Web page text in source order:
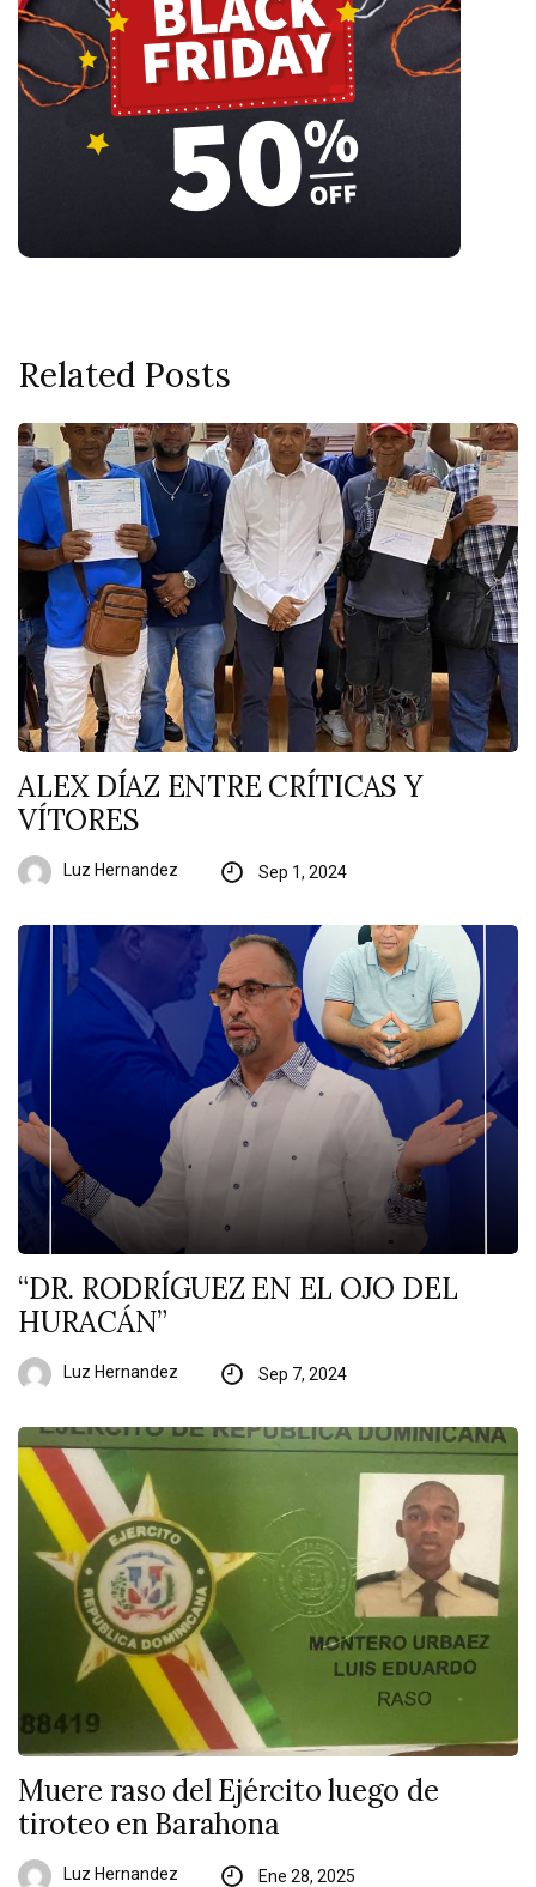
Related Posts
ALEX DÍAZ ENTRE CRÍTICAS Y
VÍTORES
Luz Hernandez Sep 1, 2024
“DR. RODRÍGUEZ EN EL OJO DEL
HURACÁN”
Luz Hernandez Sep 7, 2024
Muere raso del Ejército luego de
tiroteo en Barahona
Luz Hernandez Ene 28, 2025